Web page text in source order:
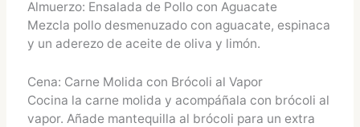
Almuerzo: Ensalada de Pollo con Aguacate
Mezcla pollo desmenuzado con aguacate, espinaca
y un aderezo de aceite de oliva y limón.
Cena: Carne Molida con Brócoli al Vapor
Cocina la carne molida y acompáñala con brócoli al
vapor. Añade mantequilla al brócoli para un extra